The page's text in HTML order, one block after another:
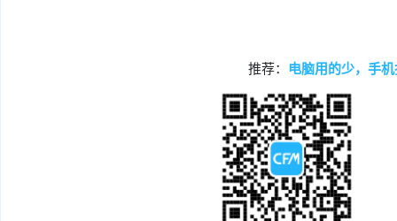
推荐： 电脑用的少，手